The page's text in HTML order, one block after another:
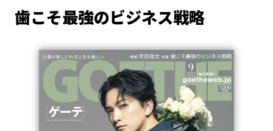
歯こそ最強のビジネス戦略